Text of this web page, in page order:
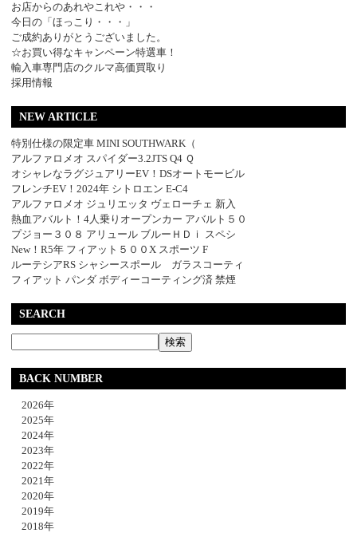
お店からのあれやこれや・・・
今日の「ほっこり・・・」
ご成約ありがとうございました。
☆お買い得なキャンペーン特選車！
輸入車専門店のクルマ高価買取り
採用情報
NEW ARTICLE
特別仕様の限定車 MINI SOUTHWARK（
アルファロメオ スパイダー3.2JTS Q4 Ｑ
オシャレなラグジュアリーEV！DSオートモービル
フレンチEV！2024年 シトロエン E-C4
アルファロメオ ジュリエッタ ヴェローチェ 新入
熱血アバルト！4人乗りオープンカー アバルト５０
プジョー３０８ アリュール ブルーＨＤｉ スペシ
New！R5年 フィアット５００X スポーツ F
ルーテシアRS シャシースポール ガラスコーティ
フィアット パンダ ボディーコーティング済 禁煙
SEARCH
BACK NUMBER
2026年
2025年
2024年
2023年
2022年
2021年
2020年
2019年
2018年